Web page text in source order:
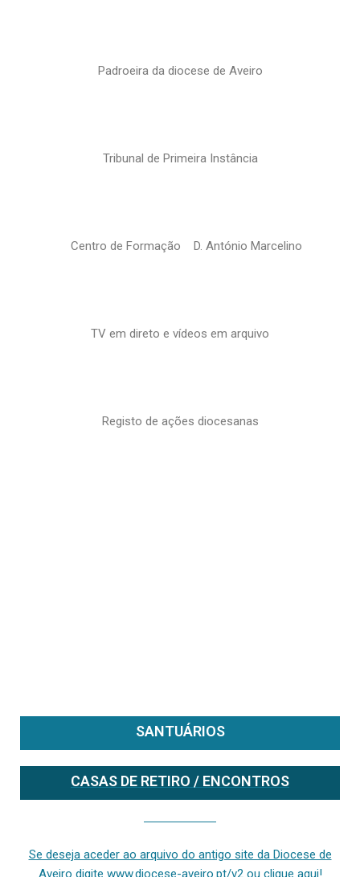
Padroeira da diocese de Aveiro
Tribunal de Primeira Instância
Centro de Formação D. António Marcelino
TV em direto e vídeos em arquivo
Registo de ações diocesanas
SANTUÁRIOS
CASAS DE RETIRO / ENCONTROS
Se deseja aceder ao arquivo do antigo site da Diocese de
Aveiro digite www.diocese-aveiro.pt/v2 ou clique aqui!